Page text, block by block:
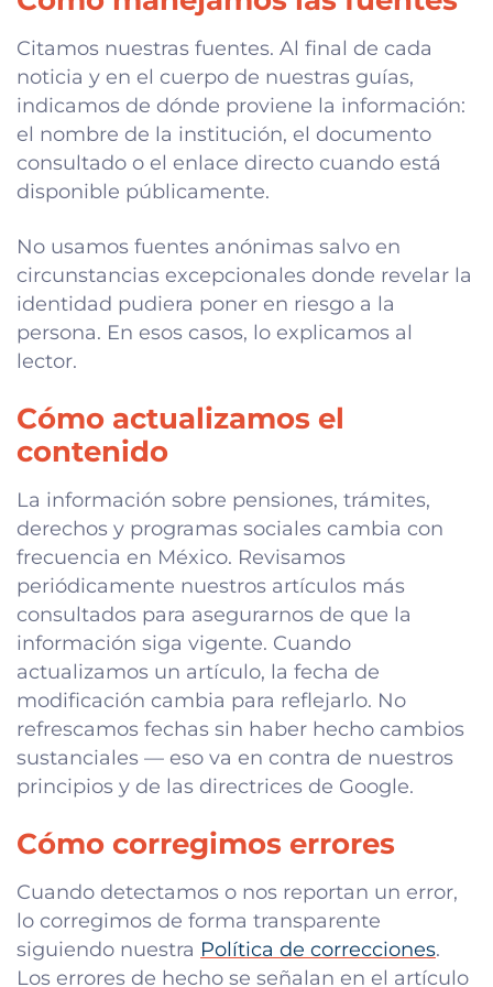
Citamos nuestras fuentes. Al final de cada
noticia y en el cuerpo de nuestras guías,
indicamos de dónde proviene la información:
el nombre de la institución, el documento
consultado o el enlace directo cuando está
disponible públicamente.
No usamos fuentes anónimas salvo en
circunstancias excepcionales donde revelar la
identidad pudiera poner en riesgo a la
persona. En esos casos, lo explicamos al
lector.
Cómo actualizamos el
contenido
La información sobre pensiones, trámites,
derechos y programas sociales cambia con
frecuencia en México. Revisamos
periódicamente nuestros artículos más
consultados para asegurarnos de que la
información siga vigente. Cuando
actualizamos un artículo, la fecha de
modificación cambia para reflejarlo. No
refrescamos fechas sin haber hecho cambios
sustanciales — eso va en contra de nuestros
principios y de las directrices de Google.
Cómo corregimos errores
Cuando detectamos o nos reportan un error,
lo corregimos de forma transparente
siguiendo nuestra Política de correcciones.
Los errores de hecho se señalan en el artículo